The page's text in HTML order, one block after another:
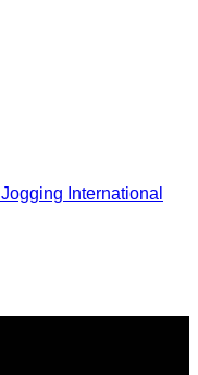
Jogging International